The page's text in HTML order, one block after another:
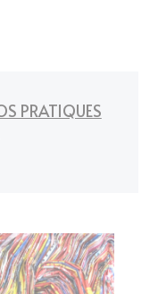
PRATIQUES